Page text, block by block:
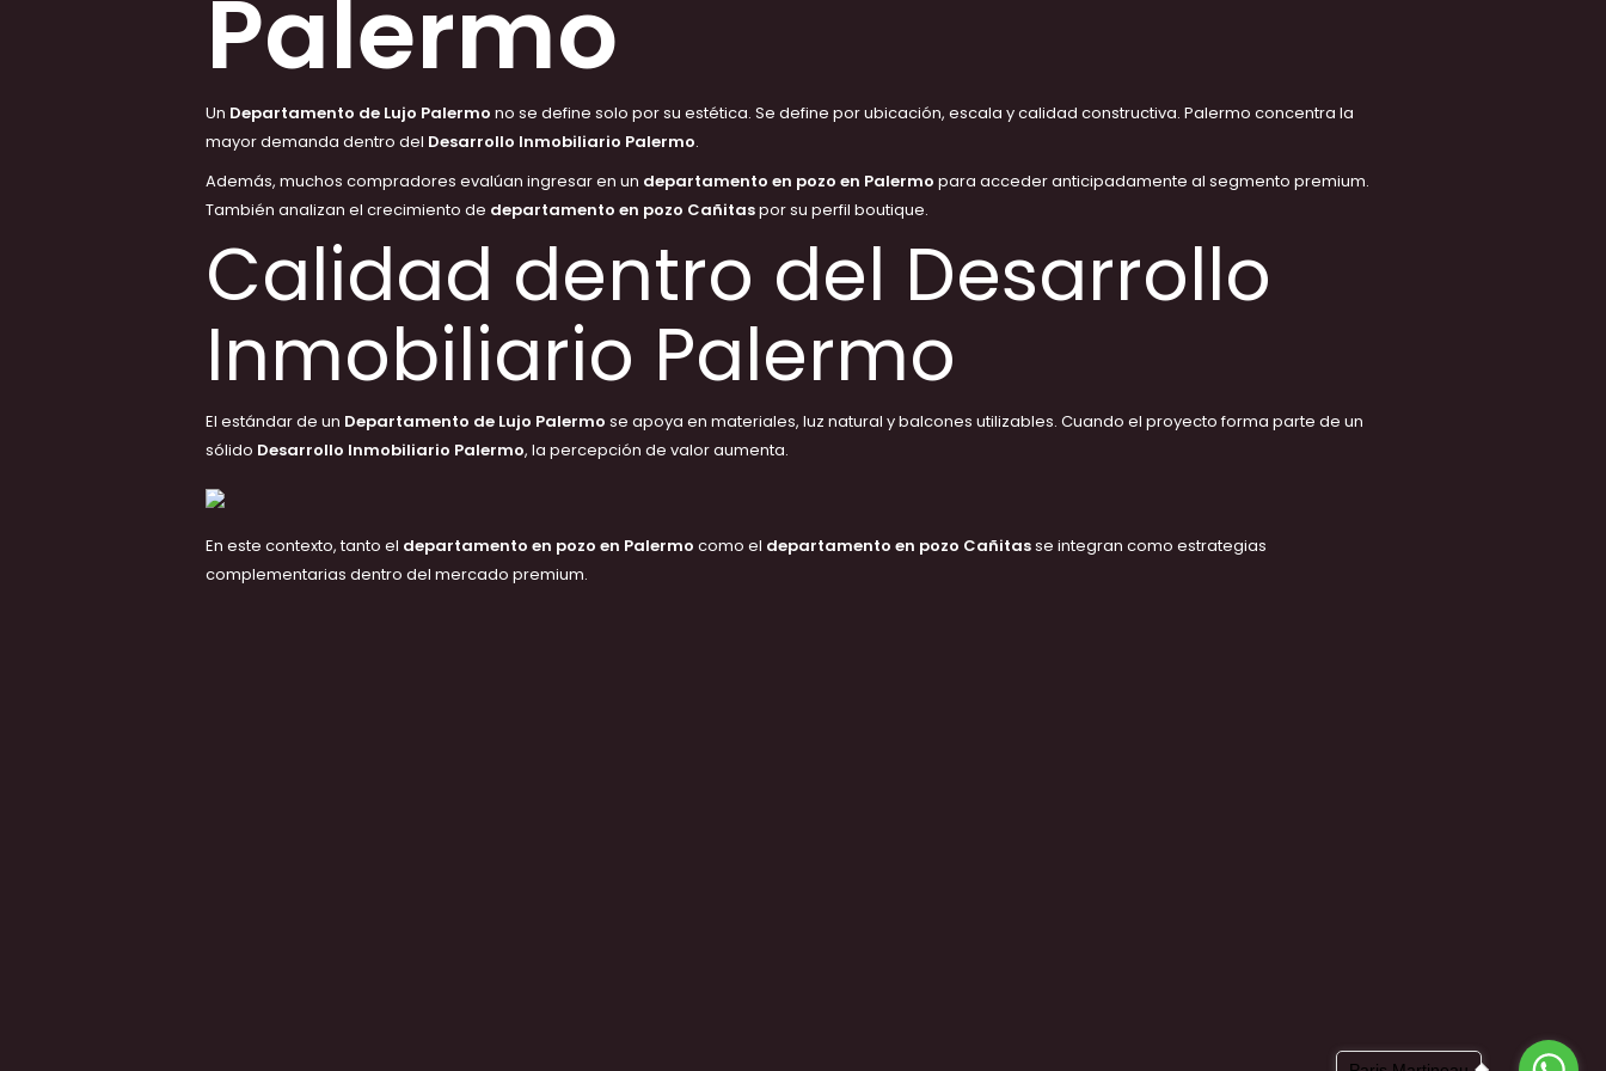
Palermo
Un Departamento de Lujo Palermo no se define solo por su estética. Se define por ubicación, escala y calidad constructiva. Palermo concentra la
mayor demanda dentro del Desarrollo Inmobiliario Palermo.
Además, muchos compradores evalúan ingresar en un departamento en pozo en Palermo para acceder anticipadamente al segmento premium.
También analizan el crecimiento de departamento en pozo Cañitaspor su perfil boutique.
Calidad dentro del Desarrollo
Inmobiliario Palermo
El estándar de un Departamento de Lujo Palermo se apoya en materiales, luz natural y balcones utilizables. Cuando el proyecto forma parte de un
sólido Desarrollo Inmobiliario Palermo, la percepción de valor aumenta.
En este contexto, tanto el departamento en pozo en Palermo como el departamento en pozo Cañitasse integran como estrategias
complementarias dentro del mercado premium.